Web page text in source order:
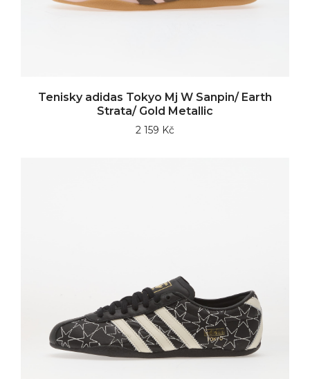
Tenisky adidas Tokyo Mj W Sanpin/ Earth
Strata/ Gold Metallic
2 159 Kč